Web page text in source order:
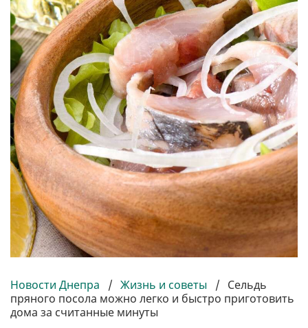
Новости Днепра / Жизнь и советы / Сельдь
пряного посола можно легко и быстро приготовить
дома за считанные минуты